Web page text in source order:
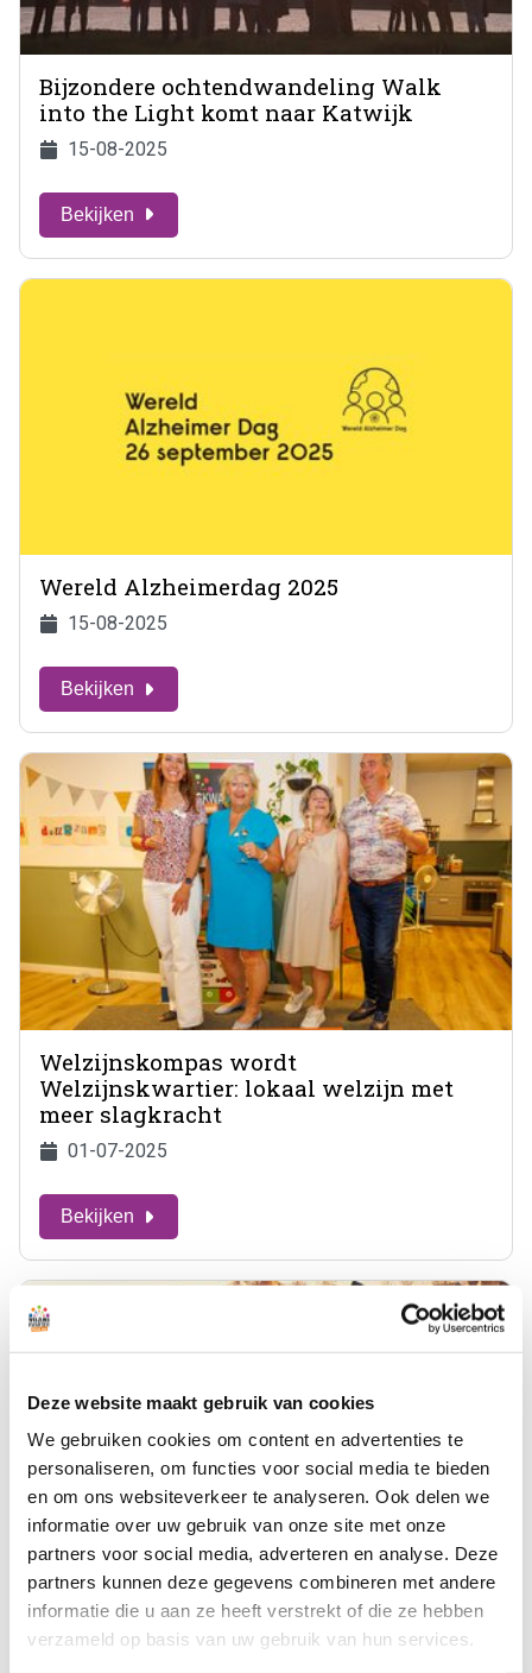
Deze website maakt gebruik van cookies
We gebruiken cookies om content en advertenties te
personaliseren, om functies voor social media te bieden
en om ons websiteverkeer te analyseren. Ook delen we
informatie over uw gebruik van onze site met onze
partners voor social media, adverteren en analyse. Deze
partners kunnen deze gegevens combineren met andere
informatie die u aan ze heeft verstrekt of die ze hebben
verzameld op basis van uw gebruik van hun services.
Bijzondere ochtendwandeling Walk
into the Light komt naar Katwijk
15-08-2025
Bekijken
Wereld Alzheimerdag 2025
15-08-2025
Bekijken
Welzijnskompas wordt
Welzijnskwartier: lokaal welzijn met
meer slagkracht
01-07-2025
Bekijken
Nieuwe Vitality Clubs bij
korfbalvereniging Madjoe en zwembad
Aquamar